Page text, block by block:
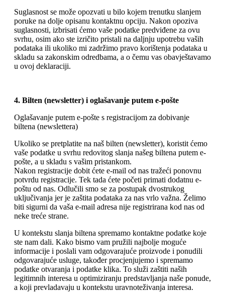
Suglasnost se može opozvati u bilo kojem trenutku slanjem
poruke na dolje opisanu kontaktnu opciju. Nakon opoziva
suglasnosti, izbrisati ćemo vaše podatke predviđene za ovu
svrhu, osim ako ste izričito pristali na daljnju upotrebu vaših
podataka ili ukoliko mi zadržimo pravo korištenja podataka u
skladu sa zakonskim odredbama, a o čemu vas obavještavamo
u ovoj deklaraciji.
4. Bilten (newsletter) i oglašavanje putem e-pošte
Oglašavanje putem e-pošte s registracijom za dobivanje
biltena (newslettera)
Ukoliko se pretplatite na naš bilten (newsletter), koristit ćemo
vaše podatke u svrhu redovitog slanja našeg biltena putem e-
pošte, a u skladu s vašim pristankom.
Nakon registracije dobit ćete e-mail od nas tražeći ponovnu
potvrdu registracije. Tek tada ćete početi primati dodatnu e-
poštu od nas. Odlučili smo se za postupak dvostrukog
uključivanja jer je zaštita podataka za nas vrlo važna. Želimo
biti sigurni da vaša e-mail adresa nije registrirana kod nas od
neke treće strane.
U kontekstu slanja biltena spremamo kontaktne podatke koje
ste nam dali. Kako bismo vam pružili najbolje moguće
informacije i poslali vam odgovarajuće proizvode i ponudili
odgovarajuće usluge, također procjenjujemo i spremamo
podatke otvaranja i podatke klika. To služi zaštiti naših
legitimnih interesa u optimiziranju predstavljanja naše ponude,
a koji prevladavaju u kontekstu uravnoteživanja interesa.